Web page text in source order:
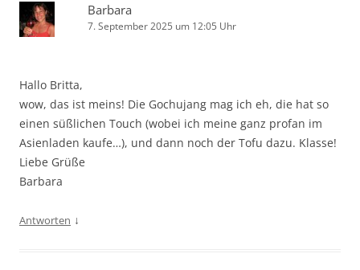
Barbara
7. September 2025 um 12:05 Uhr
Hallo Britta,
wow, das ist meins! Die Gochujang mag ich eh, die hat so
einen süßlichen Touch (wobei ich meine ganz profan im
Asienladen kaufe…), und dann noch der Tofu dazu. Klasse!
Liebe Grüße
Barbara
Antworten ↓